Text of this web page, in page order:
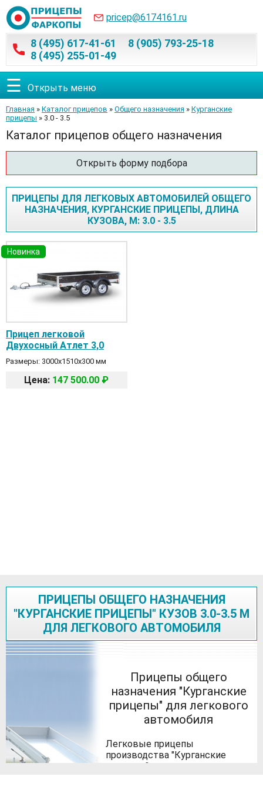
pricep@6174161.ru
8 (495) 617-41-61
8 (905) 793-25-18
8 (495) 255-01-49
☰ Открыть меню
Главная » Каталог прицепов » Общего назначения » Курганские
прицепы » 3.0 - 3.5
Каталог прицепов общего назначения
Открыть форму подбора
ПРИЦЕПЫ ДЛЯ ЛЕГКОВЫХ АВТОМОБИЛЕЙ ОБЩЕГО
НАЗНАЧЕНИЯ, КУРГАНСКИЕ ПРИЦЕПЫ, ДЛИНА
КУЗОВА, М: 3.0 - 3.5
Новинка
Прицеп легковой
Двухосный Атлет 3,0
Размеры: 3000х1510х300 мм
Цена: 147 500.00 ₽
ПРИЦЕПЫ ОБЩЕГО НАЗНАЧЕНИЯ
"КУРГАНСКИЕ ПРИЦЕПЫ" КУЗОВ 3.0-3.5 М
ДЛЯ ЛЕГКОВОГО АВТОМОБИЛЯ
Прицепы общего
назначения "Курганские
прицепы" для легкового
автомобиля
Легковые прицепы
производства "Курганские
прицепы" имеют приятную, во